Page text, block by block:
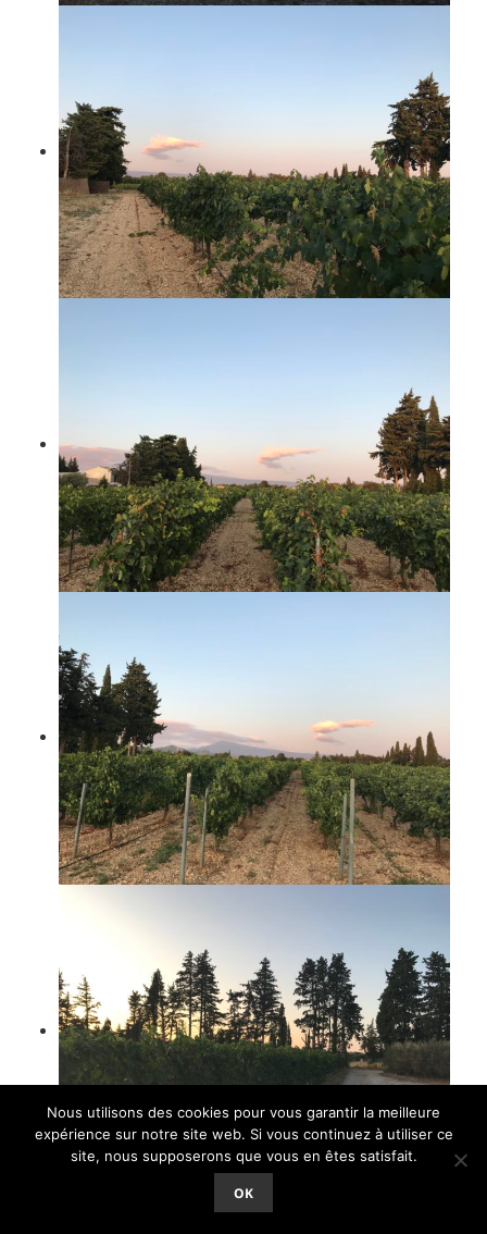
Nous utilisons des cookies pour vous garantir la meilleure
expérience sur notre site web. Si vous continuez à utiliser ce
site, nous supposerons que vous en êtes satisfait.
OK